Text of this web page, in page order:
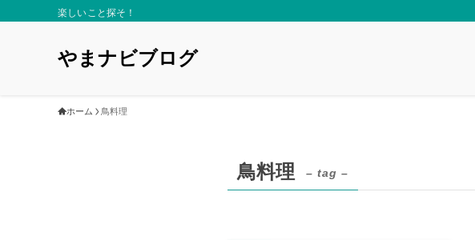
楽しいこと探そ！
やまナビブログ
ホーム 鳥料理
鳥料理 – tag –